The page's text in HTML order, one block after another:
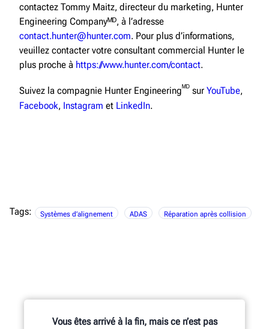
contactez Tommy Maitz, directeur du marketing, Hunter
Engineering Companyᴹᴰ, à l’adresse
contact.hunter@hunter.com. Pour plus d’informations,
veuillez contacter votre consultant commercial Hunter le
plus proche à https://www.hunter.com/contact.
Suivez la compagnie Hunter Engineeringᴹᴰ sur YouTube,
Facebook, Instagram et LinkedIn.
Tags: Systèmes d’alignement ADAS Réparation après collision
Vous êtes arrivé à la fin, mais ce n’est pas